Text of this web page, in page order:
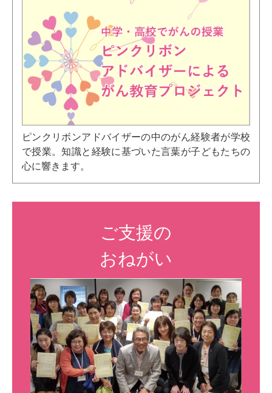
ピンクリボンアドバイザーの中のがん経験者が学校
で授業。知識と経験に基づいた言葉が子どもたちの
心に響きます。
ご支援の
おねがい